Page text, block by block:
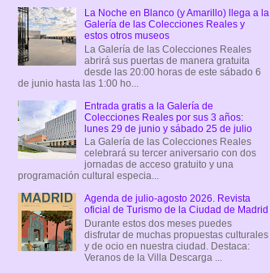
La Noche en Blanco (y Amarillo) llega a la
Galería de las Colecciones Reales y
estos otros museos
La Galería de las Colecciones Reales
abrirá sus puertas de manera gratuita
desde las 20:00 horas de este sábado 6
de junio hasta las 1:00 ho...
Entrada gratis a la Galería de
Colecciones Reales por sus 3 años:
lunes 29 de junio y sábado 25 de julio
La Galería de las Colecciones Reales
celebrará su tercer aniversario con dos
jornadas de acceso gratuito y una
programación cultural especia...
Agenda de julio-agosto 2026. Revista
oficial de Turismo de la Ciudad de Madrid
Durante estos dos meses puedes
disfrutar de muchas propuestas culturales
y de ocio en nuestra ciudad. Destaca:
Veranos de la Villa Descarga ...